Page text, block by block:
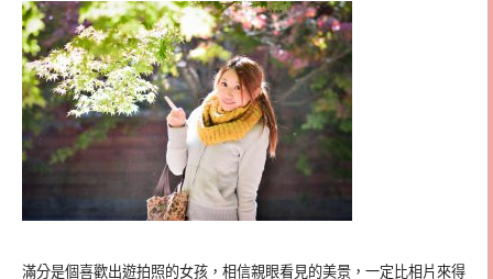
滿分是個喜歡出遊拍照的女孩，相信親眼看見的美景，一定比相片來得